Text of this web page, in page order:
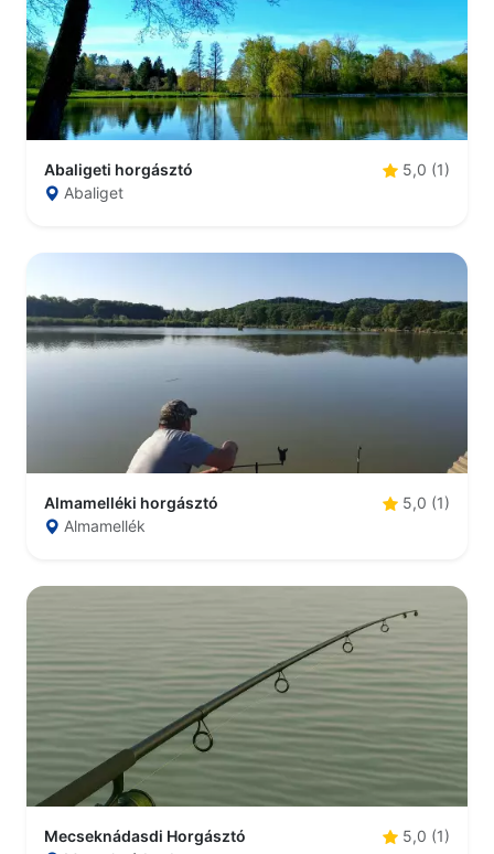
Abaligeti horgásztó
5,0 (1)
Abaliget
Almamelléki horgásztó
5,0 (1)
Almamellék
Mecseknádasdi Horgásztó
5,0 (1)